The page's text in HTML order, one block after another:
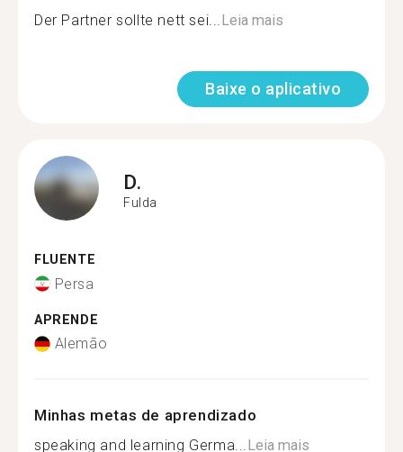
Der Partner sollte nett sei...Leia mais
Baixe o aplicativo
D.
Fulda
FLUENTE
Persa
APRENDE
Alemão
Minhas metas de aprendizado
speaking and learning Germa...Leia mais